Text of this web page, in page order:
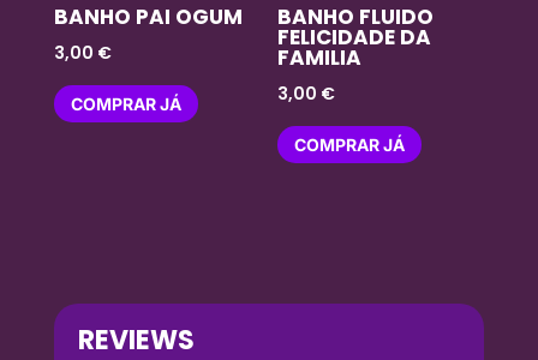
BANHO PAI OGUM
3,00 €
COMPRAR JÁ
BANHO FLUIDO
FELICIDADE DA
FAMILIA
3,00 €
COMPRAR JÁ
REVIEWS